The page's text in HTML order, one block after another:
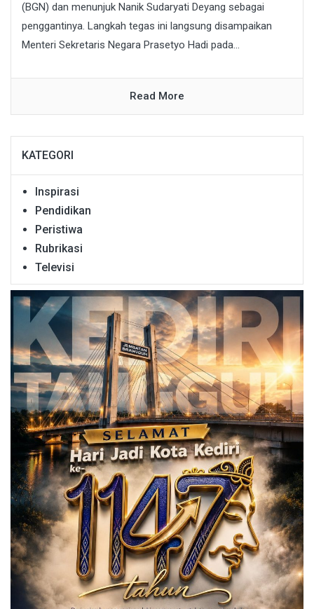
(BGN) dan menunjuk Nanik Sudaryati Deyang sebagai
penggantinya. Langkah tegas ini langsung disampaikan
Menteri Sekretaris Negara Prasetyo Hadi pada...
Read More
KATEGORI
Inspirasi
Pendidikan
Peristiwa
Rubrikasi
Televisi